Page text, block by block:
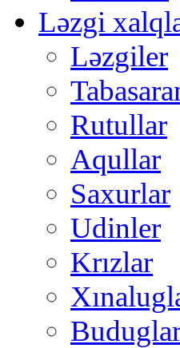
Ləzgi
Ləzgiler
Rutullar
Aqullar
Saxurlar
Udinler
Krızlar